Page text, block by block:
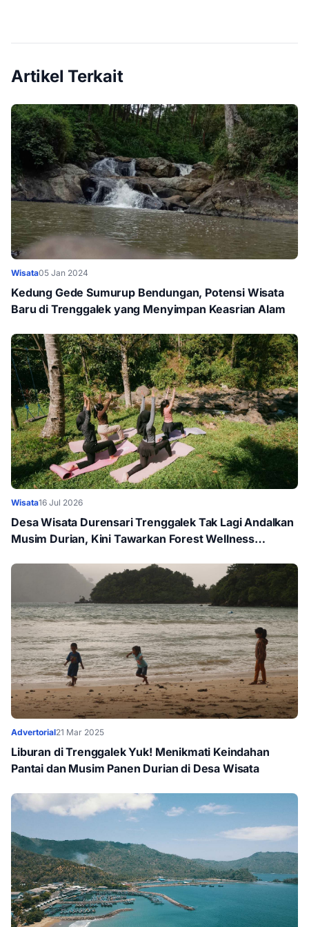
Artikel Terkait
Wisata05 Jan 2024
Kedung Gede Sumurup Bendungan, Potensi Wisata
Baru di Trenggalek yang Menyimpan Keasrian Alam
Wisata16 Jul 2026
Desa Wisata Durensari Trenggalek Tak Lagi Andalkan
Musim Durian, Kini Tawarkan Forest Wellness
Advertorial21 Mar 2025
Liburan di Trenggalek Yuk! Menikmati Keindahan
Pantai dan Musim Panen Durian di Desa Wisata